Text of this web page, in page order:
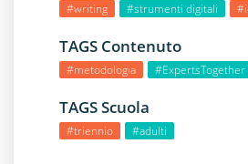
#writing
#strumenti digitali
TAGS Contenuto
#metodologia #ExpertsTogether
TAGS Scuola
#triennio #adulti